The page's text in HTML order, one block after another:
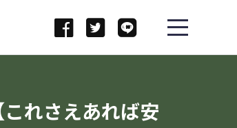
れさえあれば安